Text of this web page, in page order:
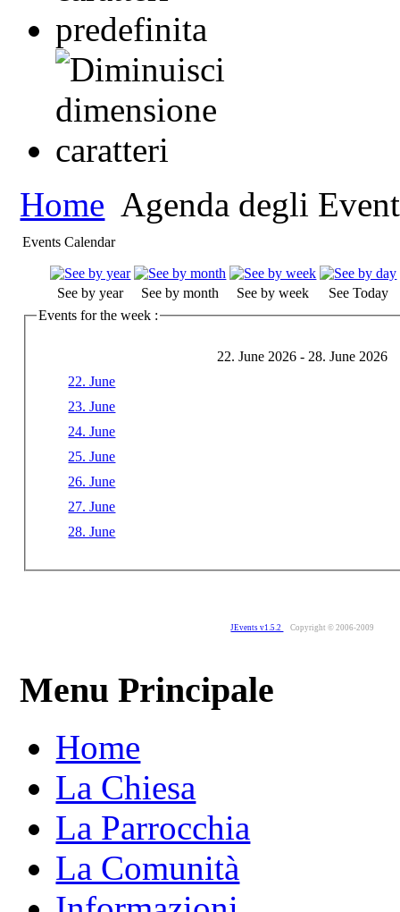
Home Agenda degli
Events Calendar
See by year See by month See by week
See Today
Events for the week :
22. June 2026 - 28. June 2026
22. June
23. June
24. June
25. June
26. June
27. June
28. June
JEvents v1.5.2 Copyright © 2006-2009
Menu Principale
Home
La Chiesa
La Parrocchia
La Comunità